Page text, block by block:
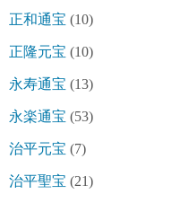
正和通宝 (10)
正隆元宝 (10)
永寿通宝 (13)
永楽通宝 (53)
治平元宝 (7)
治平聖宝 (21)